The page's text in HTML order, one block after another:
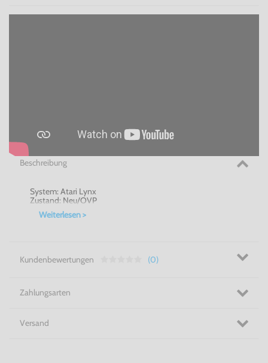
Beschreibung
System: Atari Lynx
Zustand: Neu/OVP
Weiterlesen >
Kundenbewertungen (0)
Zahlungsarten
Versand